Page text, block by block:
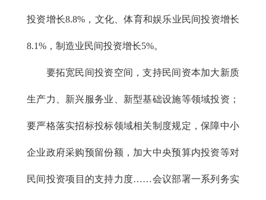
投资增长8.8%，文化、体育和娱乐业民间投资增长
8.1%，制造业民间投资增长5%。
要拓宽民间投资空间，支持民间资本加大新质
生产力、新兴服务业、新型基础设施等领域投资；
要严格落实招标投标领域相关制度规定，保障中小
企业政府采购预留份额，加大中央预算内投资等对
民间投资项目的支持力度……会议部署一系列务实